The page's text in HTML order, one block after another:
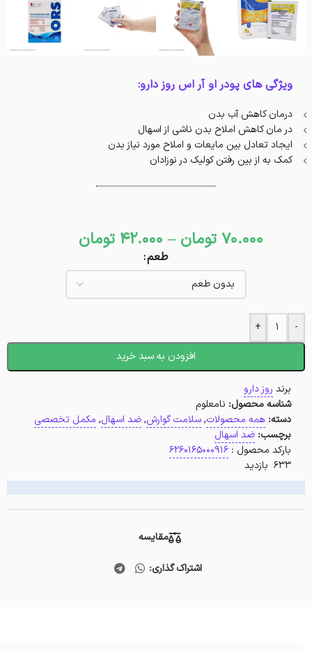
ویژگی های پودر او آر اس روز دارو:
درمان کاهش آب بدن
در مان کاهش املاح بدن ناشی از اسهال
ایجاد تعادل بین مایعات و املاح مورد نیاز بدن
کمک به از بین رفتن کولیک در نوزادان
70.000 تومان –
42.000 تومان
طعم
-
+
افزودن به سبد خرید
برند روز دارو
شناسه محصول: نامعلوم
دسته: همه محصولات,سلامت گوارش,ضد اسهال, مکمل تخصصی
برچسب: ضد اسهال
بارکد محصول : 6260165000916
633 بازدید
مقایسه
اشتراک گذاری: